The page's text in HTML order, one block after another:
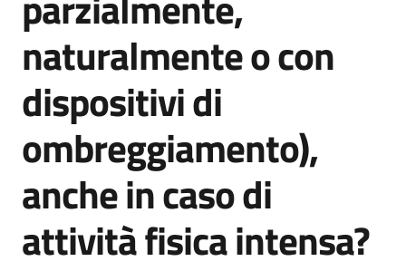
Campagne
di
comunicazione
su
naturalmente o con
dispositivi di
ombreggiamento),
anche in caso di
attività fisica intensa?